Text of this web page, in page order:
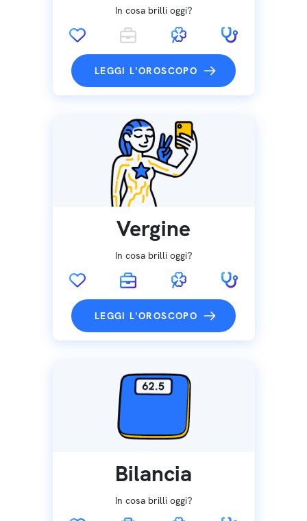
In cosa brilli oggi?
LEGGI L'OROSCOPO
Vergine
In cosa brilli oggi?
LEGGI L'OROSCOPO
Bilancia
In cosa brilli oggi?